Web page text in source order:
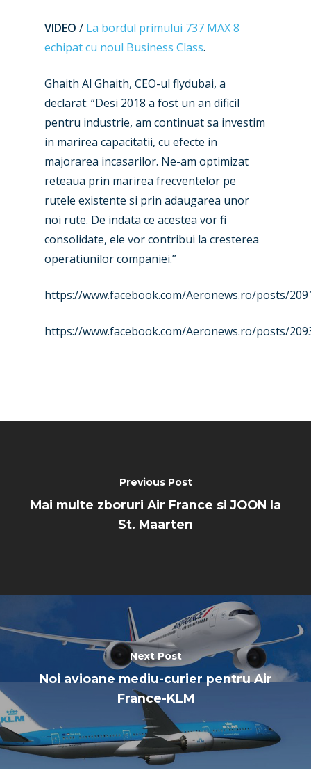
VIDEO / La bordul primului 737 MAX 8
echipat cu noul Business Class.
Ghaith Al Ghaith, CEO-ul flydubai, a
declarat: “Desi 2018 a fost un an dificil
pentru industrie, am continuat sa investim
in marirea capacitatii, cu efecte in
majorarea incasarilor. Ne-am optimizat
reteaua prin marirea frecventelor pe
rutele existente si prin adaugarea unor
noi rute. De indata ce acestea vor fi
consolidate, ele vor contribui la cresterea
operatiunilor companiei.”
https://www.facebook.com/Aeronews.ro/posts/
https://www.facebook.com/Aeronews.ro/posts/
Previous Post
Mai multe zboruri Air France si JOON la
St. Maarten
Next Post
Noi avioane mediu-curier pentru Air
France-KLM
Paris 2019
Contact